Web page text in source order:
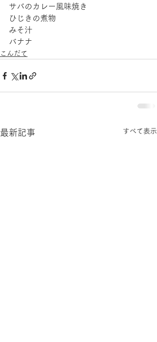
サバのカレー風味焼き
ひじきの煮物
みそ汁
バナナ
こんだて
最新記事 すべて表示